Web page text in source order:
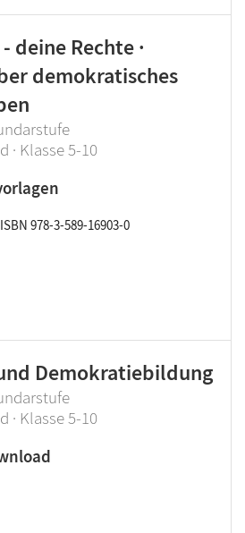
deine Rechte ·
demokratisches
· Klasse 5-10
978-3-589-16903-0
Demokratiebildung
· Klasse 5-10